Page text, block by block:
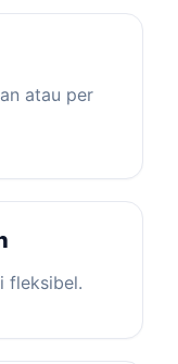
atau per
fleksibel.